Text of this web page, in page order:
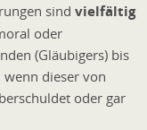
sind vielfältig
oder
(Gläubigers) bis
dieser von
oder gar